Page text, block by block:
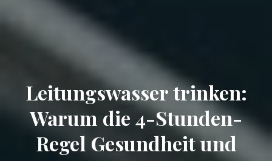
Leitungswasser trinken:
Warum die 4-Stunden-
Regel Gesundheit und